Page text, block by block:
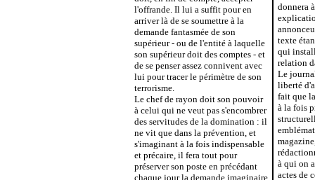
l'offrande. Il lui a suffit pour en
arriver là de se soumettre à la
demande fantasmée de son
supérieur - ou de l'entité à laquelle
son supérieur doit des comptes - et
de se penser assez connivent avec
lui pour tracer le périmètre de son
terrorisme.
Le chef de rayon doit son pouvoir
à celui qui ne veut pas s'encombrer
des servitudes de la domination : il
ne vit que dans la prévention, et
s'imaginant à la fois indispensable
et précaire, il fera tout pour
préserver son poste en précédant
chaque jour la demande imaginaire
donnera
texte
qui
relation
Le
liberté
fait que
à la fois
à qui on
actes de